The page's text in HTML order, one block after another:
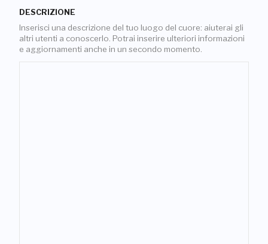
DESCRIZIONE
Inserisci una descrizione del tuo luogo del cuore: aiuterai gli
altri utenti a conoscerlo. Potrai inserire ulteriori informazioni
e aggiornamenti anche in un secondo momento.